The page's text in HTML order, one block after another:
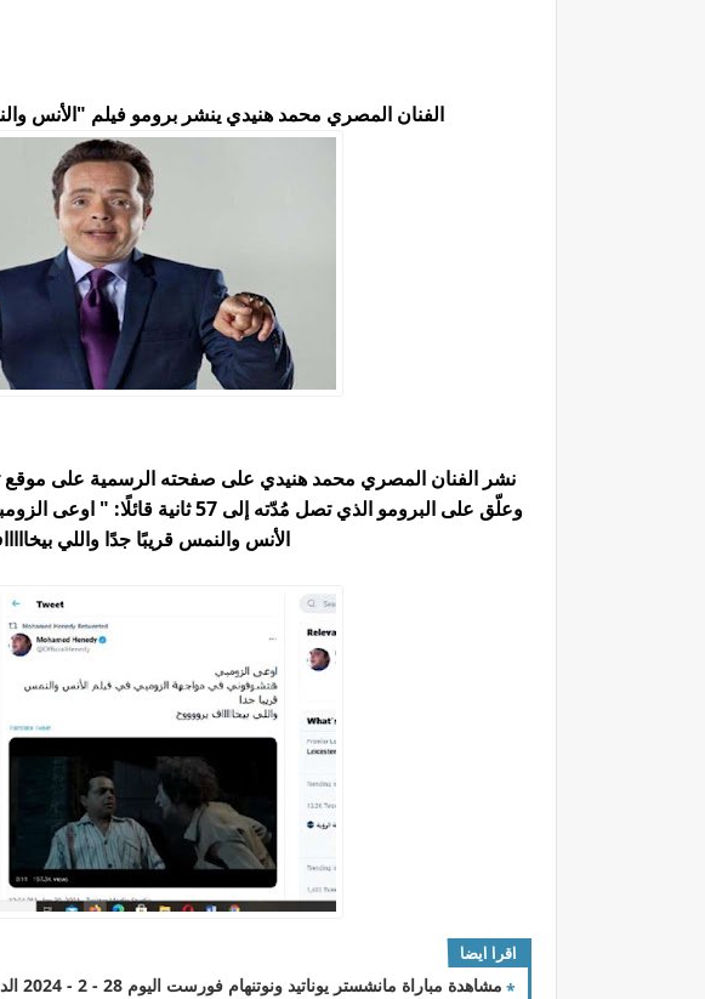
الفنان المصري محمد هنيدي ينشر برومو فيلم "الأنس
نشر الفنان المصري محمد هنيدي على صفحته الرسمية على موقع
وعلّق على البرومو الذي تصل مُدّته إلى
الأنس والنمس قريبًا جدًا واللي
اقرا ايضا
مشاهدة مباراة مانشستر يوناتيد ونوتنهام فورست اليوم 28 - 2 - 2024 الدور الـ 16